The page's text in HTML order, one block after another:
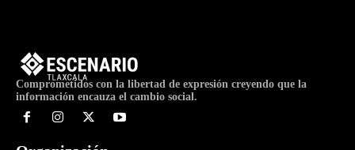
Comprometidos con la libertad de expresión creyendo que la
información encauza el cambio social.